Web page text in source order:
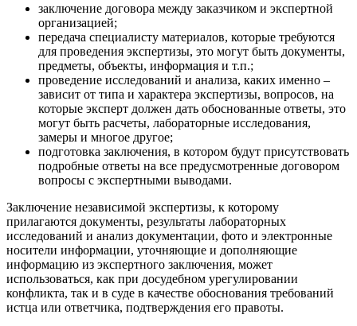
заключение договора между заказчиком и экспертной
организацией;
передача специалисту материалов, которые требуются
для проведения экспертизы, это могут быть документы,
предметы, объекты, информация и т.п.;
проведение исследований и анализа, каких именно –
зависит от типа и характера экспертизы, вопросов, на
которые эксперт должен дать обоснованные ответы, это
могут быть расчеты, лабораторные исследования,
замеры и многое другое;
подготовка заключения, в котором будут присутствовать
подробные ответы на все предусмотренные договором
вопросы с экспертными выводами.
Заключение независимой экспертизы, к которому
прилагаются документы, результаты лабораторных
исследований и анализ документации, фото и электронные
носители информации, уточняющие и дополняющие
информацию из экспертного заключения, может
использоваться, как при досудебном урегулировании
конфликта, так и в суде в качестве обоснования требований
истца или ответчика, подтверждения его правоты.